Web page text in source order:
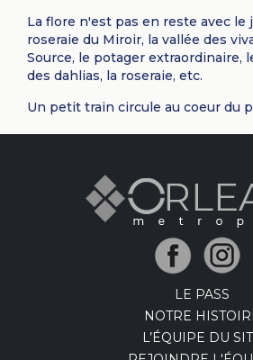
La flore n'est pas en reste avec le
roseraie du Miroir, la vallée des
Source, le potager extraordinaire,
des dahlias, la roseraie, etc.
Un petit train circule au coeur du
LE PASS
NOTRE
L’ÉQUIPE DU